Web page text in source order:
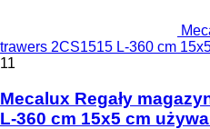
trawers 2CS1515 L-360 cm
11
Mecalux Regały
L-360 cm 15x5 cm